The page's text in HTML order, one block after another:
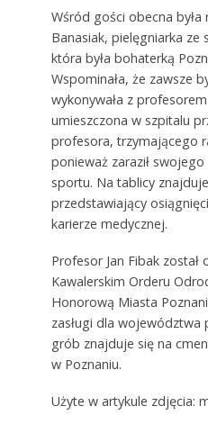
Wśród gości obecna była
Banasiak, pielęgniarka ze
która była bohaterką
Wspominała, że zawsze
wykonywała z
umieszczona w szpitalu
profesora, trzymającego
ponieważ zaraził
sportu. Na tablicy
przedstawiający
karierze medycznej.
Profesor Jan Fibak został
Kawalerskim Orderu
Honorową Miasta
zasługi dla województwa
grób znajduje się na
w Poznaniu.
Użyte w artykule zdjęcia: